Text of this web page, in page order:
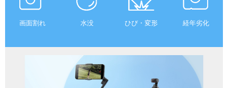
画面割れ 水没 ひび・変形 経年劣化